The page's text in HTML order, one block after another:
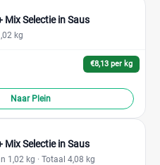
Mix Selectie in Saus
kg
€8,13 per kg
Naar Plein
Mix Selectie in Saus
1,02 kg · Totaal 4,08 kg